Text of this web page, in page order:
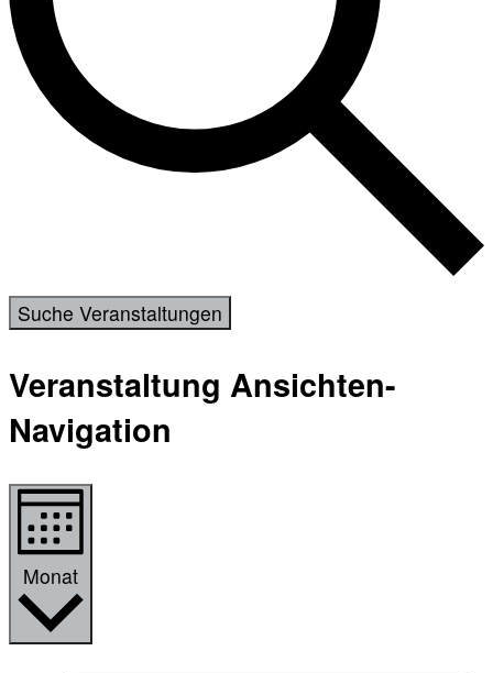
Suche Veranstaltungen
Veranstaltung Ansichten-
Navigation
Monat